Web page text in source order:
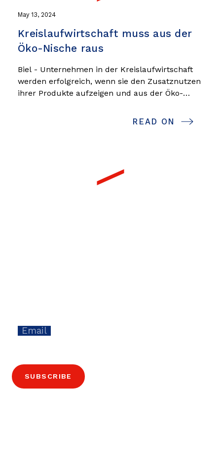
May 13, 2024
Kreislaufwirtschaft muss aus der
Öko-Nische raus
Biel - Unternehmen in der Kreislaufwirtschaft
werden erfolgreich, wenn sie den Zusatznutzen
ihrer Produkte aufzeigen und aus der Öko-
von sanu durabilitas. Es braucht Anreize etwa
READ ON
Email
SUBSCRIBE